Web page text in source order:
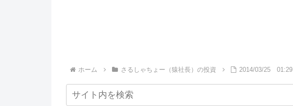
ホーム さるしゃちょー（猿社長）の投資 2014/03/25 01:29